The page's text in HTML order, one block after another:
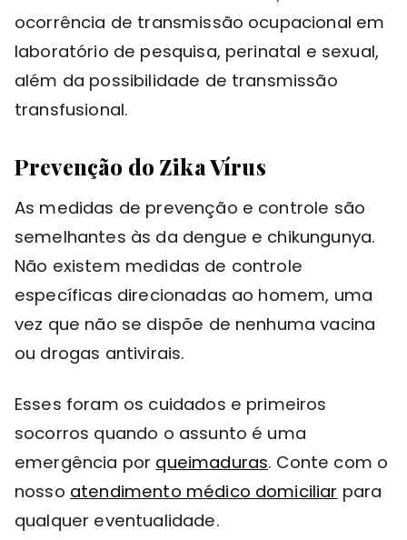
ocorrência de transmissão ocupacional em
laboratório de pesquisa, perinatal e sexual,
além da possibilidade de transmissão
transfusional.
Prevenção do Zika Vírus
As medidas de prevenção e controle são
semelhantes às da dengue e chikungunya.
Não existem medidas de controle
específicas direcionadas ao homem, uma
vez que não se dispõe de nenhuma vacina
ou drogas antivirais.
Esses foram os cuidados e primeiros
socorros quando o assunto é uma
emergência por queimaduras. Conte com o
nosso atendimento médico domiciliar para
qualquer eventualidade.